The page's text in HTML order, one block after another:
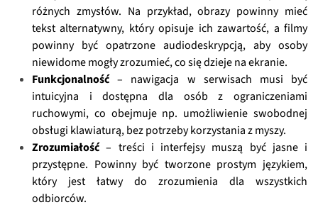
różnych zmysłów. Na przykład, obrazy powinny mieć
tekst alternatywny, który opisuje ich zawartość, a filmy
powinny być opatrzone audiodeskrypcją, aby osoby
niewidome mogły zrozumieć, co się dzieje na ekranie.
Funkcjonalność– nawigacja w serwisach musi być
intuicyjna i dostępna dla osób z ograniczeniami
ruchowymi, co obejmuje np. umożliwienie swobodnej
obsługi klawiaturą, bez potrzeby korzystania z myszy.
Zrozumiałość– treści i interfejsy muszą być jasne i
przystępne. Powinny być tworzone prostym językiem,
który jest łatwy do zrozumienia dla wszystkich
odbiorców.